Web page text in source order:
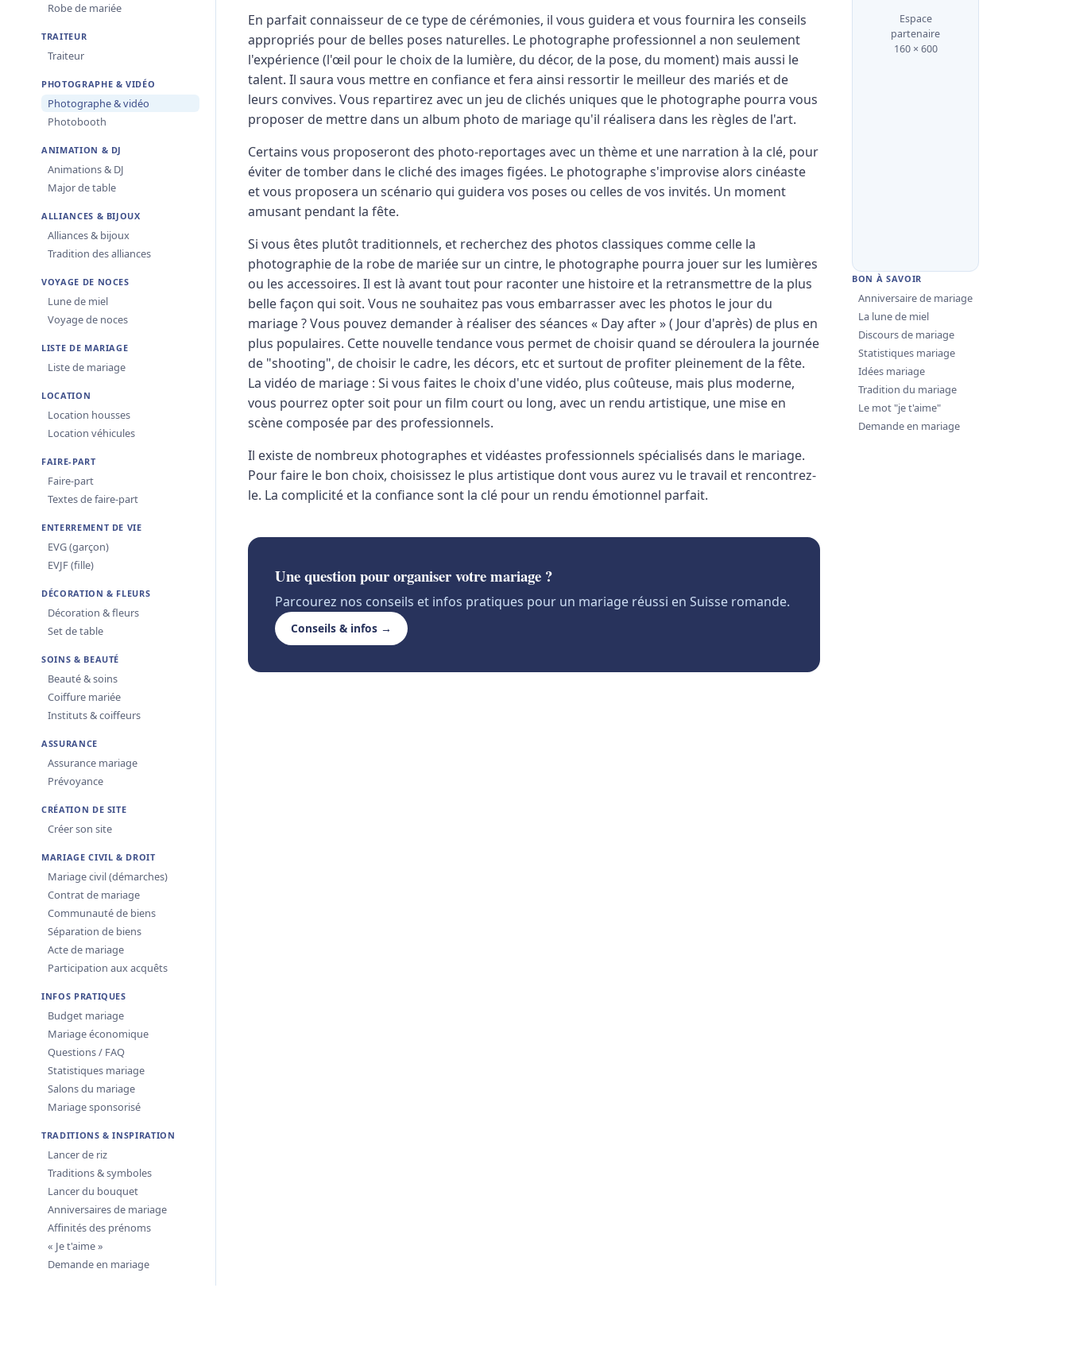
Robe de mariée
TRAITEUR
Traiteur
PHOTOGRAPHE & VIDÉO
Photographe & vidéo
Photobooth
ANIMATION & DJ
Animations & DJ
Major de table
ALLIANCES & BIJOUX
Alliances & bijoux
Tradition des alliances
VOYAGE DE NOCES
Lune de miel
Voyage de noces
LISTE DE MARIAGE
Liste de mariage
LOCATION
Location housses
Location véhicules
FAIRE-PART
Faire-part
Textes de faire-part
ENTERREMENT DE VIE
EVG (garçon)
EVJF (fille)
DÉCORATION & FLEURS
Décoration & fleurs
Set de table
SOINS & BEAUTÉ
Beauté & soins
Coiffure mariée
Instituts & coiffeurs
ASSURANCE
Assurance mariage
Prévoyance
CRÉATION DE SITE
Créer son site
MARIAGE CIVIL & DROIT
Mariage civil (démarches)
Contrat de mariage
Communauté de biens
Séparation de biens
Acte de mariage
Participation aux acquêts
INFOS PRATIQUES
Budget mariage
Mariage économique
Questions / FAQ
Statistiques mariage
Salons du mariage
Mariage sponsorisé
TRADITIONS & INSPIRATION
Lancer de riz
Traditions & symboles
Lancer du bouquet
Anniversaires de mariage
Affinités des prénoms
« Je t'aime »
Demande en mariage
En parfait connaisseur de ce type de cérémonies, il vous guidera et vous fournira les conseils
appropriés pour de belles poses naturelles. Le photographe professionnel a non seulement
l'expérience (l'œil pour le choix de la lumière, du décor, de la pose, du moment) mais aussi le
talent. Il saura vous mettre en confiance et fera ainsi ressortir le meilleur des mariés et de
leurs convives. Vous repartirez avec un jeu de clichés uniques que le photographe pourra vous
proposer de mettre dans un album photo de mariage qu'il réalisera dans les règles de l'art.
Certains vous proposeront des photo-reportages avec un thème et une narration à la clé, pour
éviter de tomber dans le cliché des images figées. Le photographe s'improvise alors cinéaste
et vous proposera un scénario qui guidera vos poses ou celles de vos invités. Un moment
amusant pendant la fête.
Si vous êtes plutôt traditionnels, et recherchez des photos classiques comme celle la
photographie de la robe de mariée sur un cintre, le photographe pourra jouer sur les lumières
ou les accessoires. Il est là avant tout pour raconter une histoire et la retransmettre de la plus
belle façon qui soit. Vous ne souhaitez pas vous embarrasser avec les photos le jour du
mariage ? Vous pouvez demander à réaliser des séances « Day after » ( Jour d'après) de plus en
plus populaires. Cette nouvelle tendance vous permet de choisir quand se déroulera la journée
de "shooting", de choisir le cadre, les décors, etc et surtout de profiter pleinement de la fête.
La vidéo de mariage : Si vous faites le choix d'une vidéo, plus coûteuse, mais plus moderne,
vous pourrez opter soit pour un film court ou long, avec un rendu artistique, une mise en
scène composée par des professionnels.
Il existe de nombreux photographes et vidéastes professionnels spécialisés dans le mariage.
Pour faire le bon choix, choisissez le plus artistique dont vous aurez vu le travail et rencontrez-
le. La complicité et la confiance sont la clé pour un rendu émotionnel parfait.
Une question pour organiser votre mariage ?
Parcourez nos conseils et infos pratiques pour un mariage réussi en Suisse romande.
Conseils & infos →
Espace
partenaire
160 × 600
BON À SAVOIR
Anniversaire de mariage
La lune de miel
Discours de mariage
Statistiques mariage
Idées mariage
Tradition du mariage
Le mot "je t'aime"
Demande en mariage